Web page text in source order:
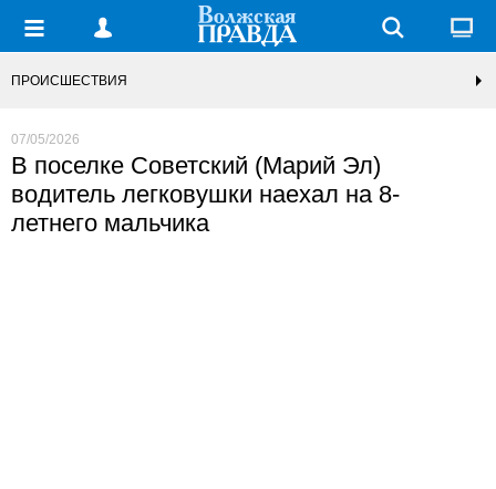
ПРОИСШЕСТВИЯ
07/05/2026
В поселке Советский (Марий Эл)
водитель легковушки наехал на 8-
летнего мальчика